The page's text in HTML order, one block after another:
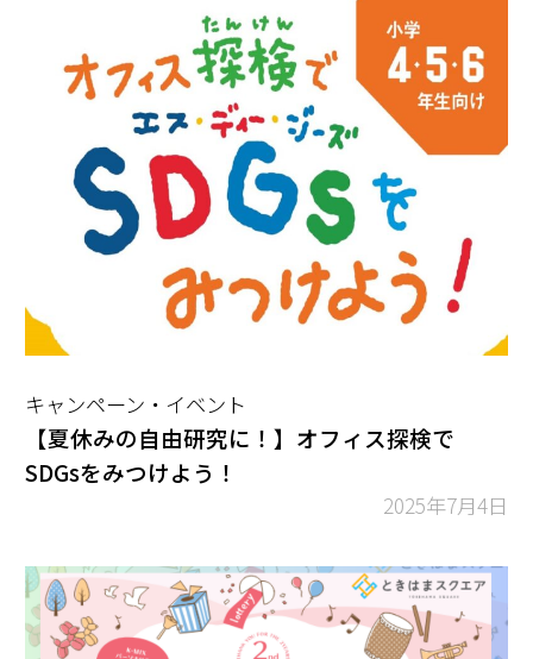
キャンペーン・イベント
【夏休みの自由研究に！】オフィス探検で
SDGsをみつけよう！
2025年7月4日